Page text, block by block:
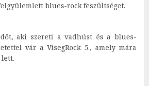
blues-rock feszültséget.
aki szereti a vadhúst és a blues-
vár a VisegRock 5., amely mára